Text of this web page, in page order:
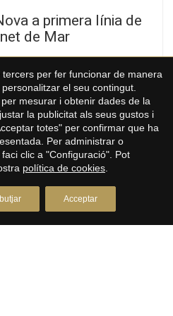
a primera línia de
de Mar
complet
de 25 habitatges d'obra
en tres blocs amb pisos de
primera línia de mar, aquesta
on el disseny
i la qualitat constructiva es
i confortables. Habitatges
places d'aparcament i acabats
per fer funcionar de manera
el seu contingut.
mesurar i obtenir dades de la
la publicitat als seus gustos i
totes" per confirmar que ha
Per administrar o
clic a "Configuració". Pot
política de cookies
Acceptar